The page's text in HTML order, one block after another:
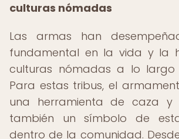
culturas nómadas
Las armas han
fundamental en la vida y la
culturas nómadas a lo largo
Para estas tribus, el
una herramienta de caza y
también un símbolo de
dentro de la comunidad.